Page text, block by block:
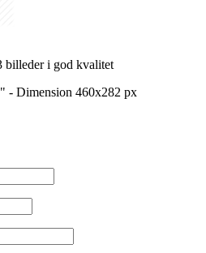
billeder i god kvalitet
- Dimension 460x282 px